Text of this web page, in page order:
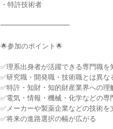
・特許技術者
━━━━━━━━━━
🌟参加のポイント🌟
✅理系出身者が活躍できる専門職を
✅研究職・開発職・技術職とは異な
✅特許・知財・知的財産業界への理
✅電気・情報・機械・化学などの
✅メーカーや製薬企業などの技術を
✅将来の進路選択の幅が広がる